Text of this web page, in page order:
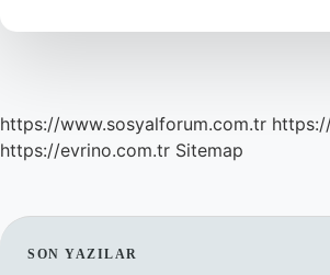
Aynı
https://www.sosyalforum.com.tr
https://evrino.com.tr Sitemap
SON YAZILAR